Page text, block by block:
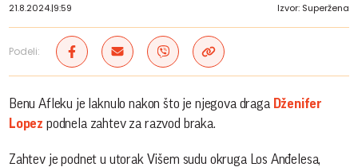
21.8.2024.|9:59 Izvor: Superžena
Podeli:
Benu Afleku je laknulo nakon što je njegova draga Dženifer
Lopez podnela zahtev za razvod braka.
Zahtev je podnet u utorak Višem sudu okruga Los Anđelesa,